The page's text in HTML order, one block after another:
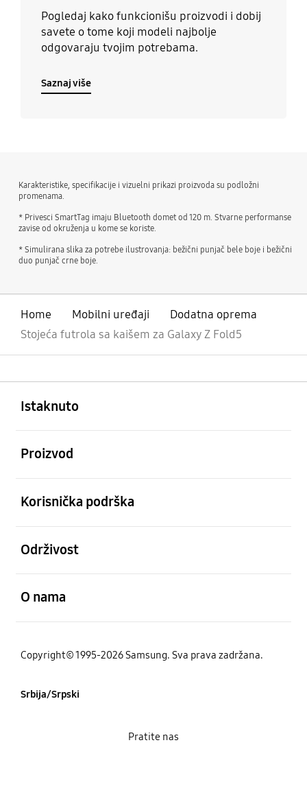
Pogledaj kako funkcionišu proizvodi i dobij
savete o tome koji modeli najbolje
odgovaraju tvojim potrebama.
Saznaj više
Karakteristike, specifikacije i vizuelni prikazi proizvoda su podložni
promenama.
* Privesci SmartTag imaju Bluetooth domet od 120 m. Stvarne performanse
zavise od okruženja u kome se koriste.
* Simulirana slika za potrebe ilustrovanja: bežični punjač bele boje i bežični
duo punjač crne boje.
Home Mobilni uređaji
Dodatna oprema
Stojeća futrola sa kaišem za Galaxy Z Fold5
Istaknuto
Proizvod
Korisnička podrška
Održivost
O nama
Copyright© 1995-2026 Samsung. Sva prava zadržana.
Srbija/Srpski
Pratite nas